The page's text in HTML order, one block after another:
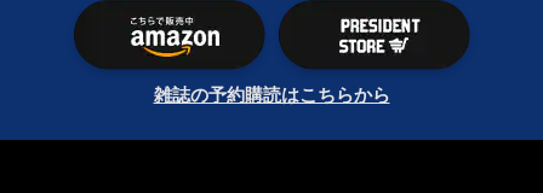
雑誌の予約購読はこちらから